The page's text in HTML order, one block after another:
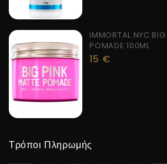
IMMORTAL NYC
POMADE 100ML
15 €
Τρόποι Πληρωμής